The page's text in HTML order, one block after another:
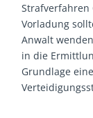
Strafverfahren
Vorladung
Anwalt
in die
Grundlage